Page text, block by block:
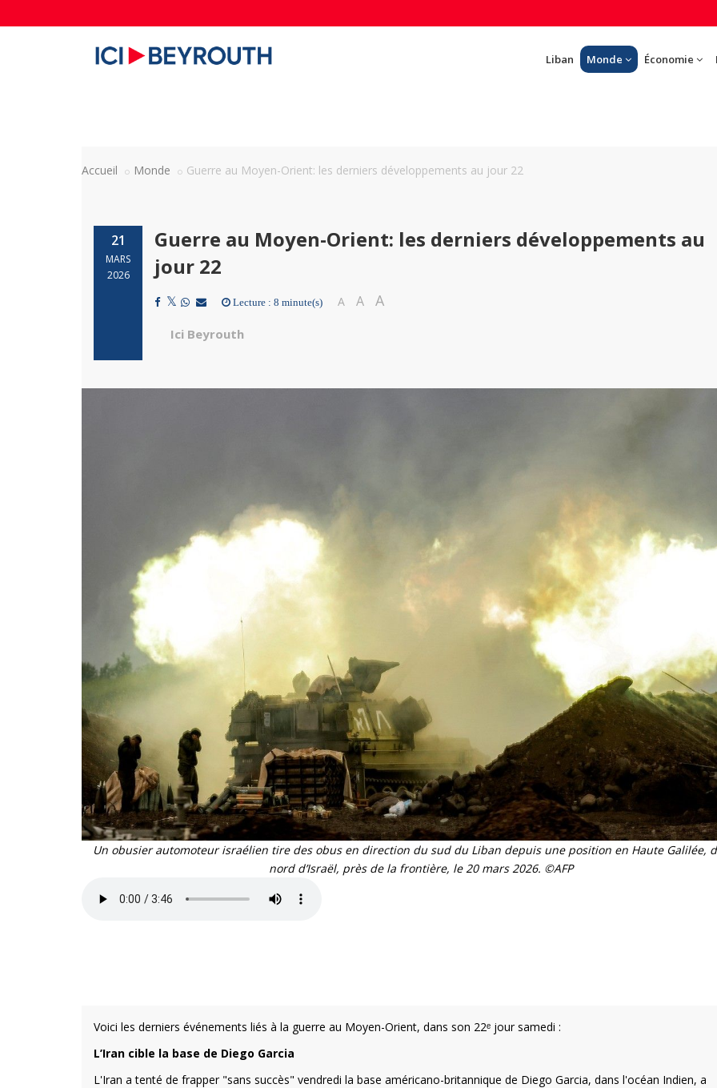
Liban Monde Économie
Accueil Monde Guerre au Moyen-Orient: les derniers développements au jour 22
21
MARS
2026
Guerre au Moyen-Orient: les derniers développements au
jour 22
Lecture : 8 minute(s) A A A
Ici Beyrouth
Un obusier automoteur israélien tire des obus en direction du sud du Liban depuis une position en Haute Galilée,
nord d’Israël, près de la frontière, le 20 mars 2026. ©AFP
Voici les derniers événements liés à la guerre au Moyen-Orient, dans son 22ᵉ jour samedi :
L’Iran cible la base de Diego Garcia
L'Iran a tenté de frapper "sans succès" vendredi la base américano-britannique de Diego Garcia, dans l'océan Indien, a